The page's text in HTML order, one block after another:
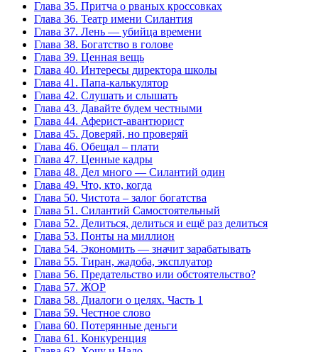
Глава 35. Притча о рваных кроссовках
Глава 36. Театр имени Силантия
Глава 37. Лень — убийца времени
Глава 38. Богатство в голове
Глава 39. Ценная вещь
Глава 40. Интересы директора школы
Глава 41. Папа-калькулятор
Глава 42. Слушать и слышать
Глава 43. Давайте будем честными
Глава 44. Аферист-авантюрист
Глава 45. Доверяй, но проверяй
Глава 46. Обещал – плати
Глава 47. Ценные кадры
Глава 48. Дел много — Силантий один
Глава 49. Что, кто, когда
Глава 50. Чистота – залог богатства
Глава 51. Силантий Самостоятельный
Глава 52. Делиться, делиться и ещё раз делиться
Глава 53. Понты на миллион
Глава 54. Экономить — значит зарабатывать
Глава 55. Тиран, жадоба, эксплуатор
Глава 56. Предательство или обстоятельство?
Глава 57. ЖОР
Глава 58. Диалоги о целях. Часть 1
Глава 59. Честное слово
Глава 60. Потерянные деньги
Глава 61. Конкуренция